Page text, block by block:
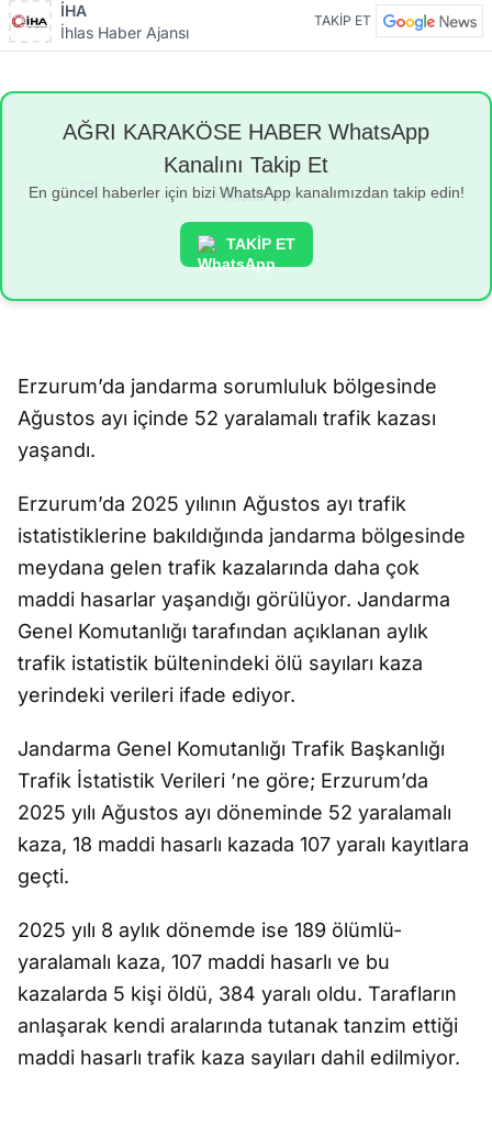
İHA
İhlas Haber Ajansı
TAKİP ET
AĞRI KARAKÖSE HABER WhatsApp
Kanalını Takip Et
En güncel haberler için bizi WhatsApp kanalımızdan takip edin!
TAKİP ET
Erzurum’da jandarma sorumluluk bölgesinde
Ağustos ayı içinde 52 yaralamalı trafik kazası
yaşandı.
Erzurum’da 2025 yılının Ağustos ayı trafik
istatistiklerine bakıldığında jandarma bölgesinde
meydana gelen trafik kazalarında daha çok
maddi hasarlar yaşandığı görülüyor. Jandarma
Genel Komutanlığı tarafından açıklanan aylık
trafik istatistik bültenindeki ölü sayıları kaza
yerindeki verileri ifade ediyor.
Jandarma Genel Komutanlığı Trafik Başkanlığı
Trafik İstatistik Verileri ’ne göre; Erzurum’da
2025 yılı Ağustos ayı döneminde 52 yaralamalı
kaza, 18 maddi hasarlı kazada 107 yaralı kayıtlara
geçti.
2025 yılı 8 aylık dönemde ise 189 ölümlü-
yaralamalı kaza, 107 maddi hasarlı ve bu
kazalarda 5 kişi öldü, 384 yaralı oldu. Tarafların
anlaşarak kendi aralarında tutanak tanzim ettiği
maddi hasarlı trafik kaza sayıları dahil edilmiyor.